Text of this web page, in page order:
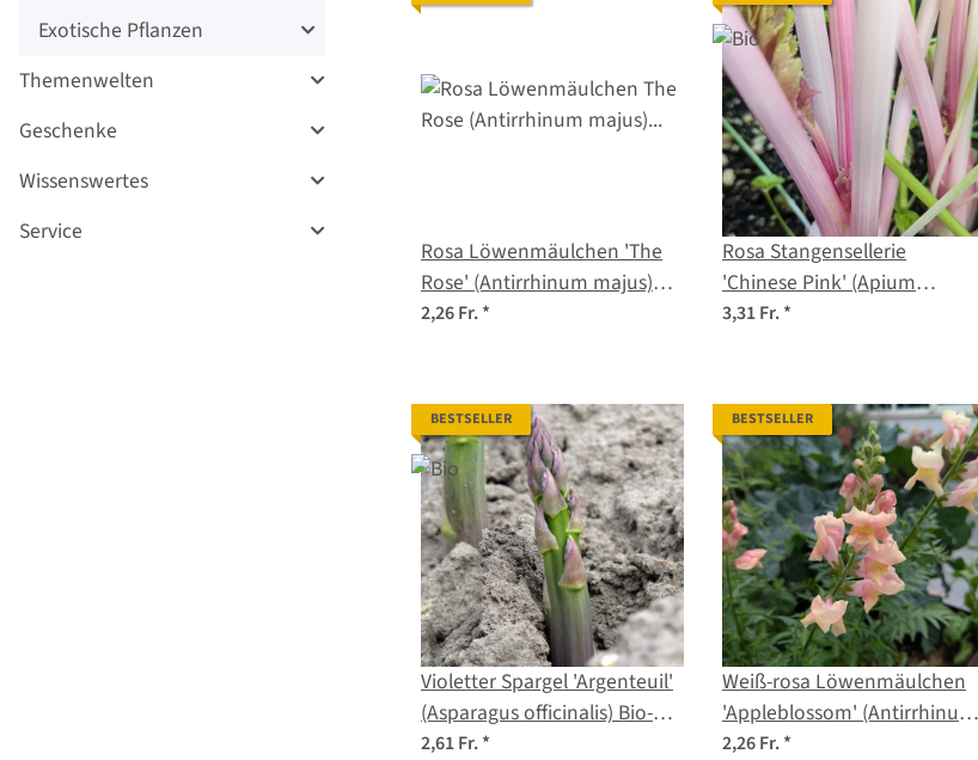
Rosa Löwenmäulchen 'The
Rose' (Antirrhinum majus)
Samen
2,26 Fr.*
Rosa Stangensellerie
'Chinese Pink' (Apium
graveolens) Bio-Saatgut
3,31 Fr.*
BESTSELLER
Violetter Spargel 'Argenteuil'
(Asparagus officinalis) Bio-
Saatgut
2,61 Fr.*
BESTSELLER
Weiß-rosa Löwenmäulchen
'Appleblossom' (Antirrhinum
majus) Samen
2,26 Fr.*
Exotische Pflanzen
Themenwelten
Geschenke
Wissenswertes
Service